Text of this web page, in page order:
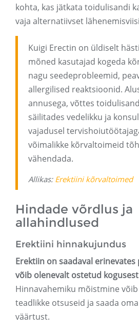
kohta, kas jätkata toidulisandi
vaja alternatiivset
Kuigi Erectin on üldiselt
mõned kasutajad kogeda
nagu seedeprobleemid,
allergilised reaktsioonid.
annusega, võttes
säilitades vedelikku ja
vajadusel
võimalikke kõrvaltoimeid
vähendada.
Allikas: Erektiini kõrvaltoimed
Hindade võrdlus ja
allahindlused
Erektiini hinnakujundus
Erektiin on saadaval
võib olenevalt ostetud
Hinnavahemiku mõistmine
teadlikke otsuseid ja saada
väärtust.